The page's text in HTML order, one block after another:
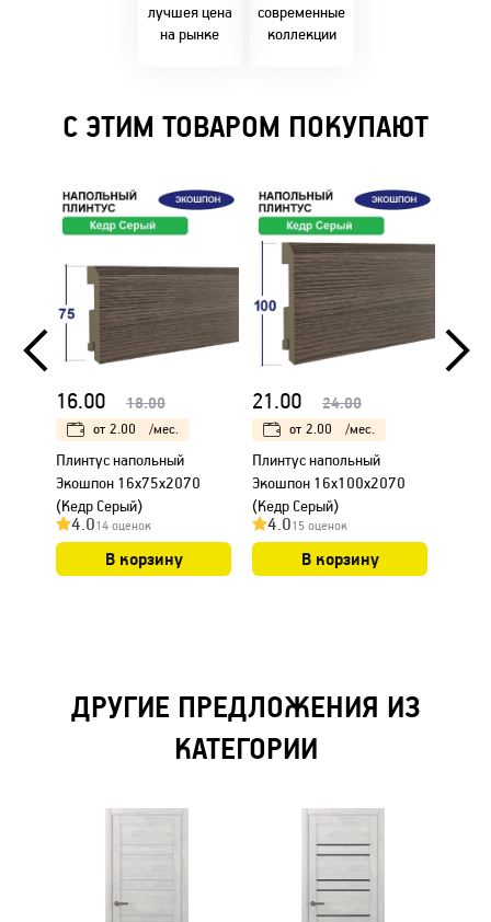
лучшея цена
на рынке
современные
коллекции
решениями!
С ЭТИМ ТОВАРОМ ПОКУПАЮТ
16.00 18.00
от 2.00 /мес.
Плинтус напольный
Экошпон 16х75х2070
(Кедр Серый)
4.014 оценок
В корзину
21.00 24.00
от 2.00 /мес.
Плинтус напольный
Экошпон 16х100х2070
(Кедр Серый)
4.015 оценок
В корзину
ДРУГИЕ ПРЕДЛОЖЕНИЯ ИЗ
КАТЕГОРИИ